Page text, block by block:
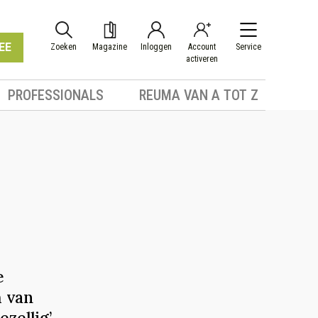
Zoeken Magazine Inloggen
Account
activeren
Service
PROFESSIONALS REUMA VAN A TOT Z
van